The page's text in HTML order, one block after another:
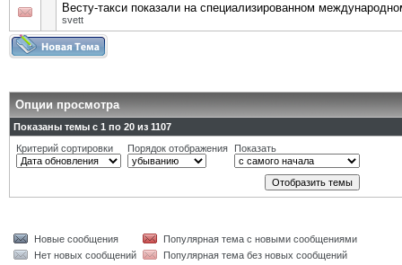
Весту-такси показали на специализированном
svett
Опции просмотра
Показаны темы с 1 по 20 из 1107
Критерий сортировки
Порядок отображения Показать
Новые сообщения
Популярная тема с новыми сообщениями
Нет новых сообщений
Популярная тема без новых сообщений